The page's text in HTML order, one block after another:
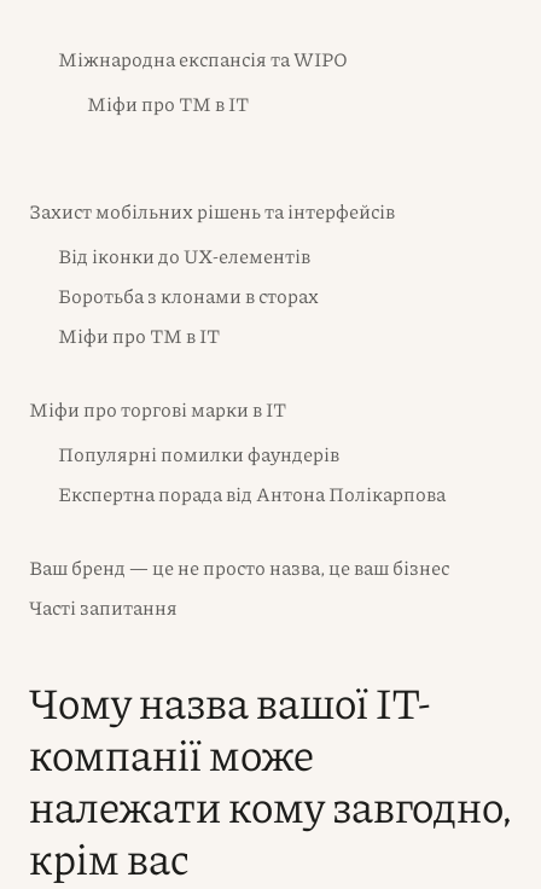
Міжнародна експансія та WIPO
Міфи про ТМ в IT
Захист мобільних рішень та інтерфейсів
Від іконки до UX-елементів
Боротьба з клонами в сторах
Міфи про ТМ в IT
Міфи про торгові марки в IT
Популярні помилки фаундерів
Експертна порада від Антона Полікарпова
Ваш бренд — це не просто назва, це ваш бізнес
Часті запитання
Чому назва вашої IT-
компанії може
належати кому завгодно,
крім вас